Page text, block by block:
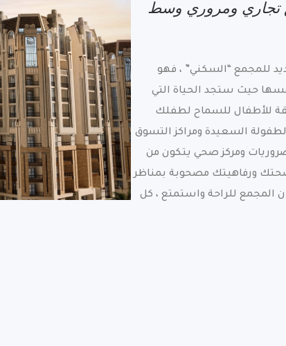
تجاري ومروري وسط
للمجمع “السكني” ، فهو
حيث ستجد الحياة التي
للأطفال للسماح لطفلك
السعيدة ومراكز التسوق
ومركز صحي يتكون من
ورفاهيتك مصحوبة بمناظر
المجمع للراحة واستمتع ، كل